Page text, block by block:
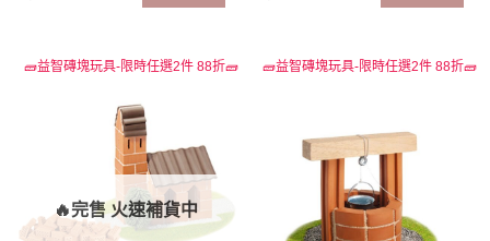
🧱益智磚塊玩具-限時任選2件 88折🧱
🔥完售 火速補貨中
🧱益智磚塊玩具-限時任選2件 88折🧱